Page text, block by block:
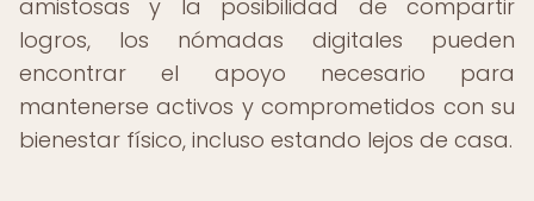
amistosas y la posibilidad de compartir
logros, los nómadas digitales pueden
encontrar el apoyo necesario para
mantenerse activos y comprometidos con su
bienestar físico, incluso estando lejos de casa.